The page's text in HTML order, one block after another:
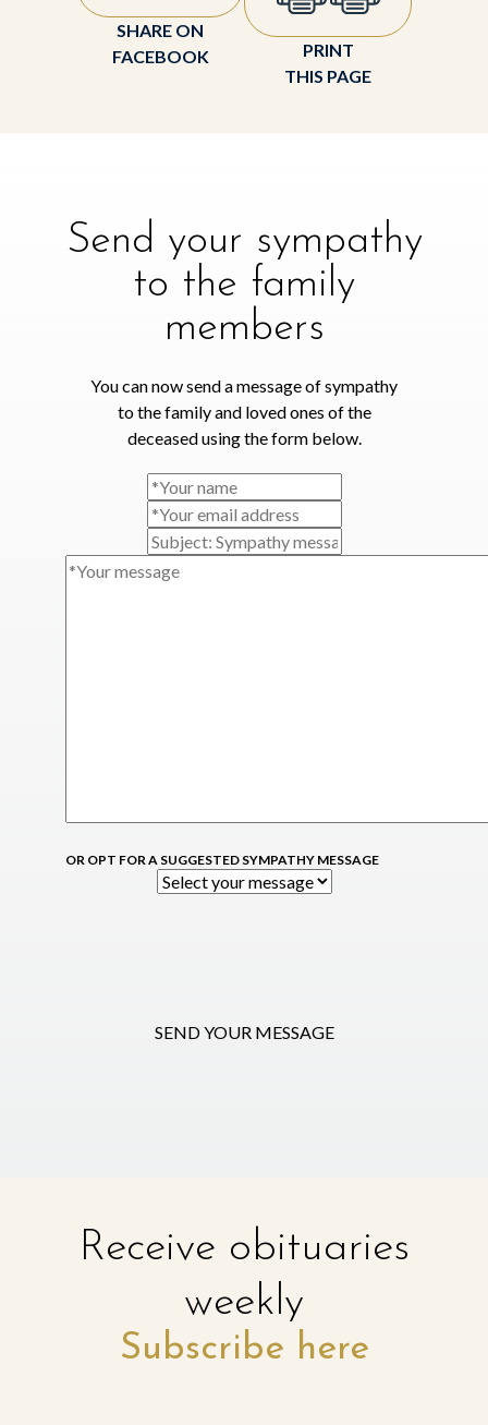
SHARE ON
FACEBOOK
PRINT
THIS PAGE
Send your sympathy
to the family
members
You can now send a message of sympathy
to the family and loved ones of the
deceased using the form below.
OR OPT FOR A SUGGESTED SYMPATHY MESSAGE
SEND YOUR MESSAGE
Receive obituaries
weekly
Subscribe here